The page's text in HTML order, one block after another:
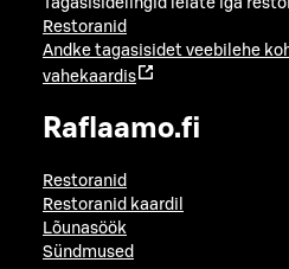
Restoranid
Andke tagasisidet veebilehe
vahekaardis
Raflaamo.fi
Restoranid
Restoranid kaardil
Lõunasöök
Sündmused